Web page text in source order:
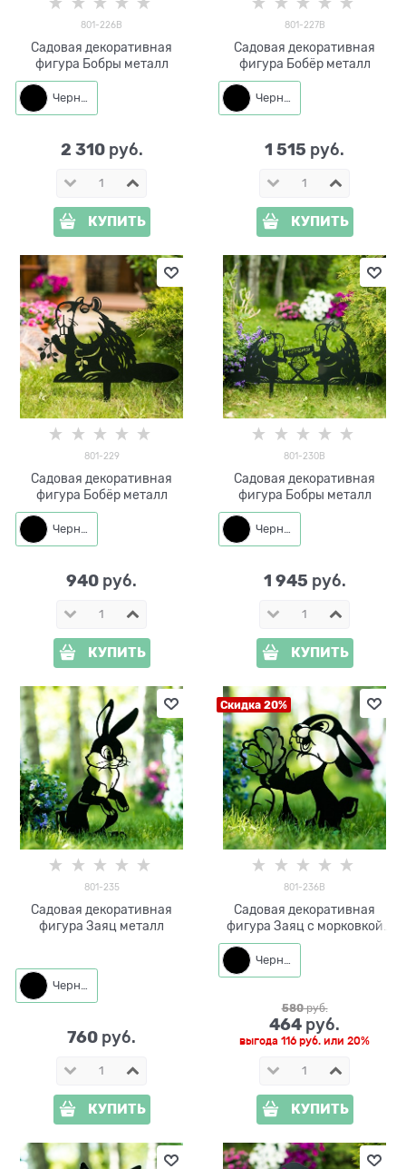
801-226B
Садовая декоративная
фигура Бобры металл
Черный
2 310 руб.
КУПИТЬ
801-227B
Садовая декоративная
фигура Бобёр металл
Черный
1 515 руб.
КУПИТЬ
801-229
Садовая декоративная
фигура Бобёр металл
Черный
940 руб.
КУПИТЬ
801-230B
Садовая декоративная
фигура Бобры металл
Черный
1 945 руб.
КУПИТЬ
801-235
Садовая декоративная
фигура Заяц металл
Черный
760 руб.
КУПИТЬ
Скидка 20%
801-236B
Садовая декоративная
фигура Заяц с морковкой
металл
Черный
580 руб.
464 руб.
выгода 116 руб. или 20%
КУПИТЬ